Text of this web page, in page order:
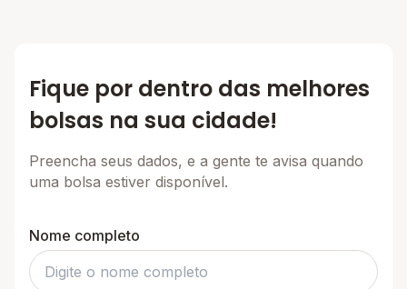
Fique por dentro das melhores
bolsas na sua cidade!
Preencha seus dados, e a gente te avisa quando
uma bolsa estiver disponível.
Nome completo